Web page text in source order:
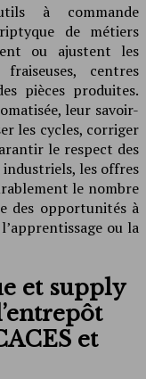
à commande
de métiers
ou ajustent les
centres
pièces produites.
leur savoir-
les cycles, corriger
le respect des
industriels, les offres
le nombre
des opportunités à
ou la
et supply
et